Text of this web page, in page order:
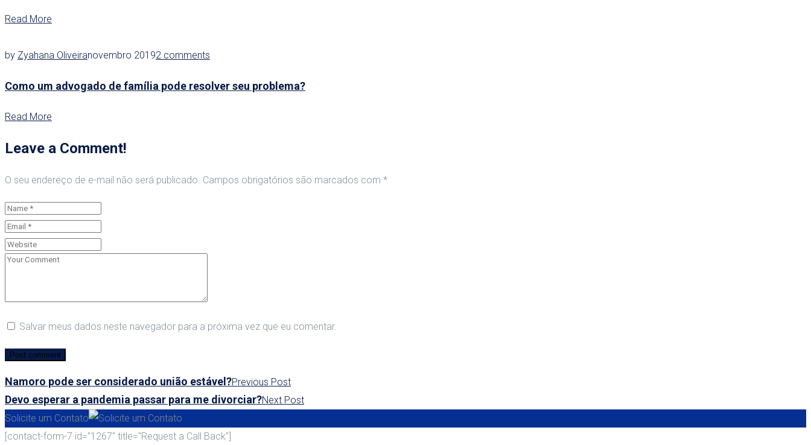
Read More
by Zyahana Oliveiranovembro 20192 comments
Como um advogado de família pode resolver seu problema?
Read More
Leave a Comment!
O seu endereço de e-mail não será publicado. Campos obrigatórios são marcados com *
Salvar meus dados neste navegador para a próxima vez que eu comentar.
Namoro pode ser considerado união estável?Previous Post
Devo esperar a pandemia passar para me divorciar?Next Post
Solicite um Contato
[contact-form-7 id="1267" title="Request a Call Back"]